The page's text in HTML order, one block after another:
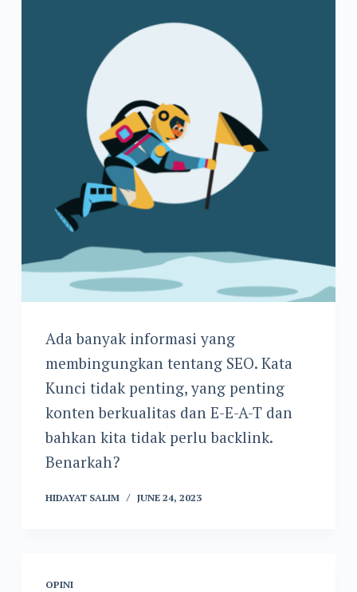
Ada banyak informasi yang
membingungkan tentang SEO. Kata
Kunci tidak penting, yang penting
konten berkualitas dan E-E-A-T dan
bahkan kita tidak perlu backlink.
Benarkah?
HIDAYAT SALIM JUNE 24, 2023
OPINI